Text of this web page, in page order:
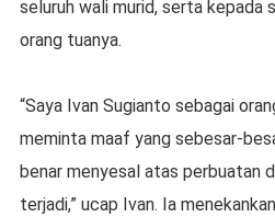
seluruh wali murid, serta kepada
orang tuanya.
“Saya Ivan Sugianto sebagai
meminta maaf yang sebesar-
benar menyesal atas perbuatan
terjadi,” ucap Ivan. Ia